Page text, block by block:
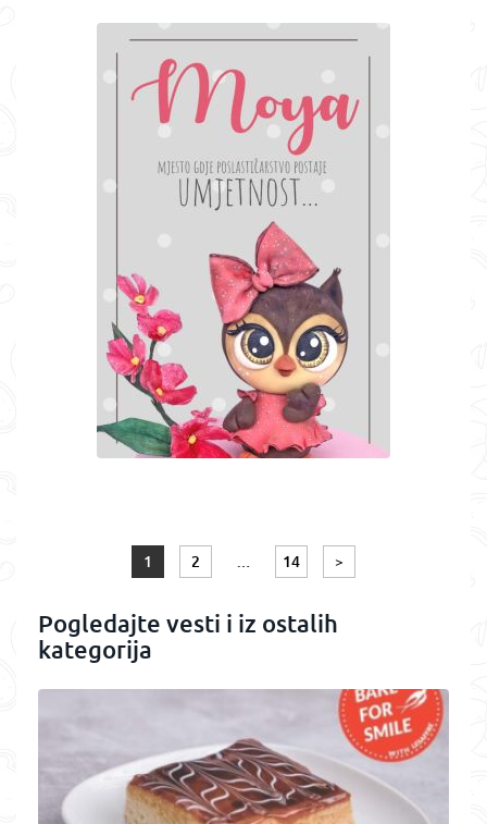
1 2 14 >
Pogledajte vesti i iz ostalih
kategorija